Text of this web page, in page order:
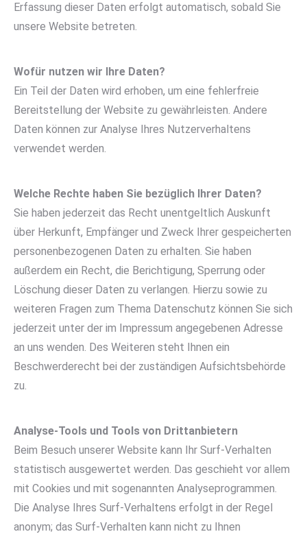
Erfassung dieser Daten erfolgt automatisch, sobald Sie
unsere Website betreten.
Wofür nutzen wir Ihre Daten?
Ein Teil der Daten wird erhoben, um eine fehlerfreie
Bereitstellung der Website zu gewährleisten. Andere
Daten können zur Analyse Ihres Nutzerverhaltens
verwendet werden.
Welche Rechte haben Sie bezüglich Ihrer Daten?
Sie haben jederzeit das Recht unentgeltlich Auskunft
über Herkunft, Empfänger und Zweck Ihrer gespeicherten
personenbezogenen Daten zu erhalten. Sie haben
außerdem ein Recht, die Berichtigung, Sperrung oder
Löschung dieser Daten zu verlangen. Hierzu sowie zu
weiteren Fragen zum Thema Datenschutz können Sie sich
jederzeit unter der im Impressum angegebenen Adresse
an uns wenden. Des Weiteren steht Ihnen ein
Beschwerderecht bei der zuständigen Aufsichtsbehörde
zu.
Analyse-Tools und Tools von Drittanbietern
Beim Besuch unserer Website kann Ihr Surf-Verhalten
statistisch ausgewertet werden. Das geschieht vor allem
mit Cookies und mit sogenannten Analyseprogrammen.
Die Analyse Ihres Surf-Verhaltens erfolgt in der Regel
anonym; das Surf-Verhalten kann nicht zu Ihnen